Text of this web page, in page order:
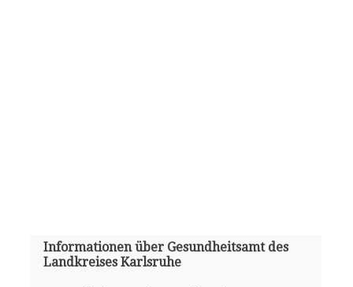
Informationen über Gesundheitsamt des
Landkreises Karlsruhe